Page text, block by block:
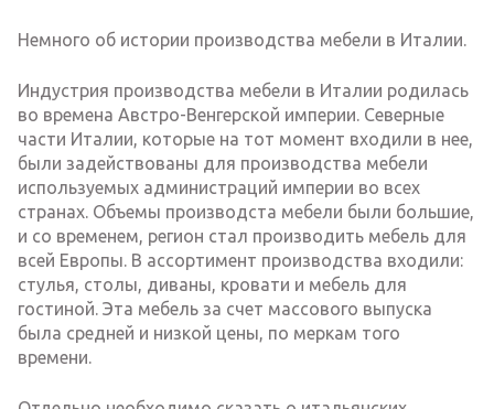
Немного об истории производства мебели в Италии.
Индустрия производства мебели в Италии родилась
во времена Австро-Венгерской империи. Северные
части Италии, которые на тот момент входили в нее,
были задействованы для производства мебели
используемых администраций империи во всех
странах. Объемы производста мебели были большие,
и со временем, регион стал производить мебель для
всей Европы. В ассортимент производства входили:
стулья, столы, диваны, кровати и мебель для
гостиной. Эта мебель за счет массового выпуска
была средней и низкой цены, по меркам того
времени.